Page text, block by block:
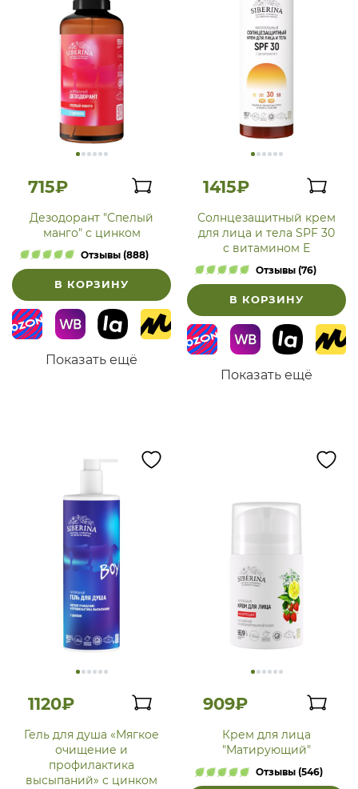
715₽
Дезодорант "Спелый
манго" с цинком
Отзывы (888)
В КОРЗИНУ
Показать ещё
1415₽
Солнцезащитный крем
для лица и тела SPF 30
с витамином Е
Отзывы (76)
В КОРЗИНУ
Показать ещё
1120₽
Гель для душа «Мягкое
очищение и
профилактика
высыпаний» с цинком
909₽
Крем для лица
"Матирующий"
Отзывы (546)